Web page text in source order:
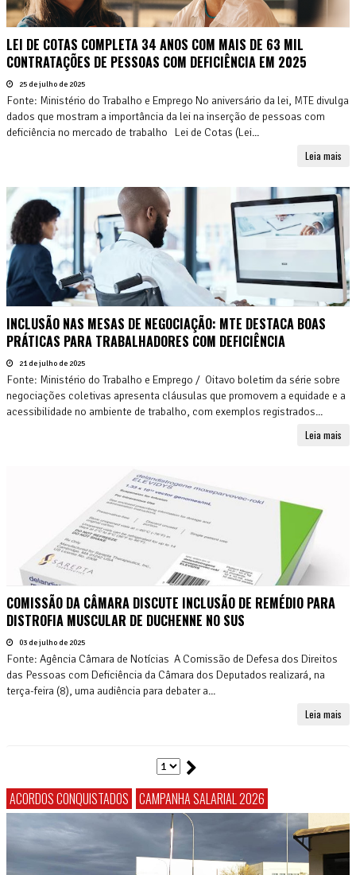
LEI DE COTAS COMPLETA 34 ANOS COM MAIS DE 63 MIL
CONTRATAÇÕES DE PESSOAS COM DEFICIÊNCIA EM 2025
25 de julho de 2025
Fonte: Ministério do Trabalho e Emprego No aniversário da lei, MTE divulga
dados que mostram a importância da lei na inserção de pessoas com
deficiência no mercado de trabalho Lei de Cotas (Lei...
Leia mais
INCLUSÃO NAS MESAS DE NEGOCIAÇÃO: MTE DESTACA BOAS
PRÁTICAS PARA TRABALHADORES COM DEFICIÊNCIA
21 de julho de 2025
Fonte: Ministério do Trabalho e Emprego / Oitavo boletim da série sobre
negociações coletivas apresenta cláusulas que promovem a equidade e a
acessibilidade no ambiente de trabalho, com exemplos registrados...
Leia mais
COMISSÃO DA CÂMARA DISCUTE INCLUSÃO DE REMÉDIO PARA
DISTROFIA MUSCULAR DE DUCHENNE NO SUS
03 de julho de 2025
Fonte: Agência Câmara de Notícias A Comissão de Defesa dos Direitos
das Pessoas com Deficiência da Câmara dos Deputados realizará, na
terça-feira (8), uma audiência para debater a...
Leia mais
ACORDOS CONQUISTADOS CAMPANHA SALARIAL 2026